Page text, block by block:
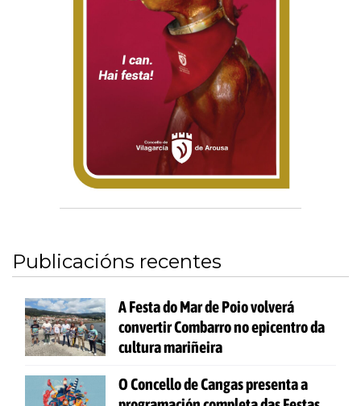
Publicacións recentes
A Festa do Mar de Poio volverá
convertir Combarro no epicentro da
cultura mariñeira
O Concello de Cangas presenta a